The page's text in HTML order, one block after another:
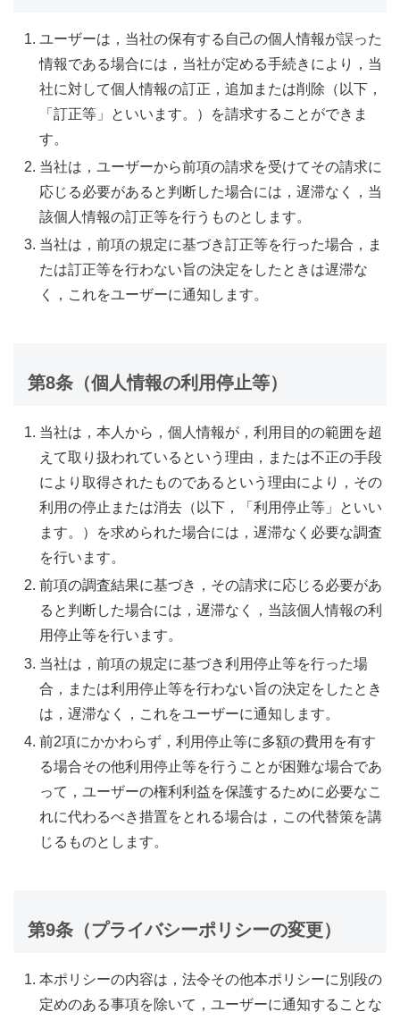
ユーザーは，当社の保有する自己の個人情報が誤った
情報である場合には，当社が定める手続きにより，当
社に対して個人情報の訂正，追加または削除（以下，
「訂正等」といいます。）を請求することができま
す。
当社は，ユーザーから前項の請求を受けてその請求に
応じる必要があると判断した場合には，遅滞なく，当
該個人情報の訂正等を行うものとします。
当社は，前項の規定に基づき訂正等を行った場合，ま
たは訂正等を行わない旨の決定をしたときは遅滞な
く，これをユーザーに通知します。
第8条（個人情報の利用停止等）
当社は，本人から，個人情報が，利用目的の範囲を超
えて取り扱われているという理由，または不正の手段
により取得されたものであるという理由により，その
利用の停止または消去（以下，「利用停止等」といい
ます。）を求められた場合には，遅滞なく必要な調査
を行います。
前項の調査結果に基づき，その請求に応じる必要があ
ると判断した場合には，遅滞なく，当該個人情報の利
用停止等を行います。
当社は，前項の規定に基づき利用停止等を行った場
合，または利用停止等を行わない旨の決定をしたとき
は，遅滞なく，これをユーザーに通知します。
前2項にかかわらず，利用停止等に多額の費用を有す
る場合その他利用停止等を行うことが困難な場合であ
って，ユーザーの権利利益を保護するために必要なこ
れに代わるべき措置をとれる場合は，この代替策を講
じるものとします。
第9条（プライバシーポリシーの変更）
本ポリシーの内容は，法令その他本ポリシーに別段の
定めのある事項を除いて，ユーザーに通知することな